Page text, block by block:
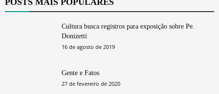
Cultura busca registros para exposição sobre Pe.
Donizetti
16 de agosto de 2019
Gente e Fatos
27 de fevereiro de 2020